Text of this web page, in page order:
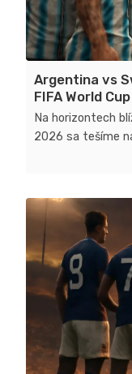
Argentina vs
FIFA World
Na horizontech
2026 sa tešíme